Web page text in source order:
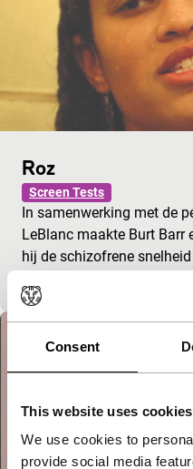
Consent
This website uses cookies
We use cookies to
provide social media
Roz
Screen Tests
In samenwerking met de
LeBlanc maakte Burt Barr
hij de schizofrene